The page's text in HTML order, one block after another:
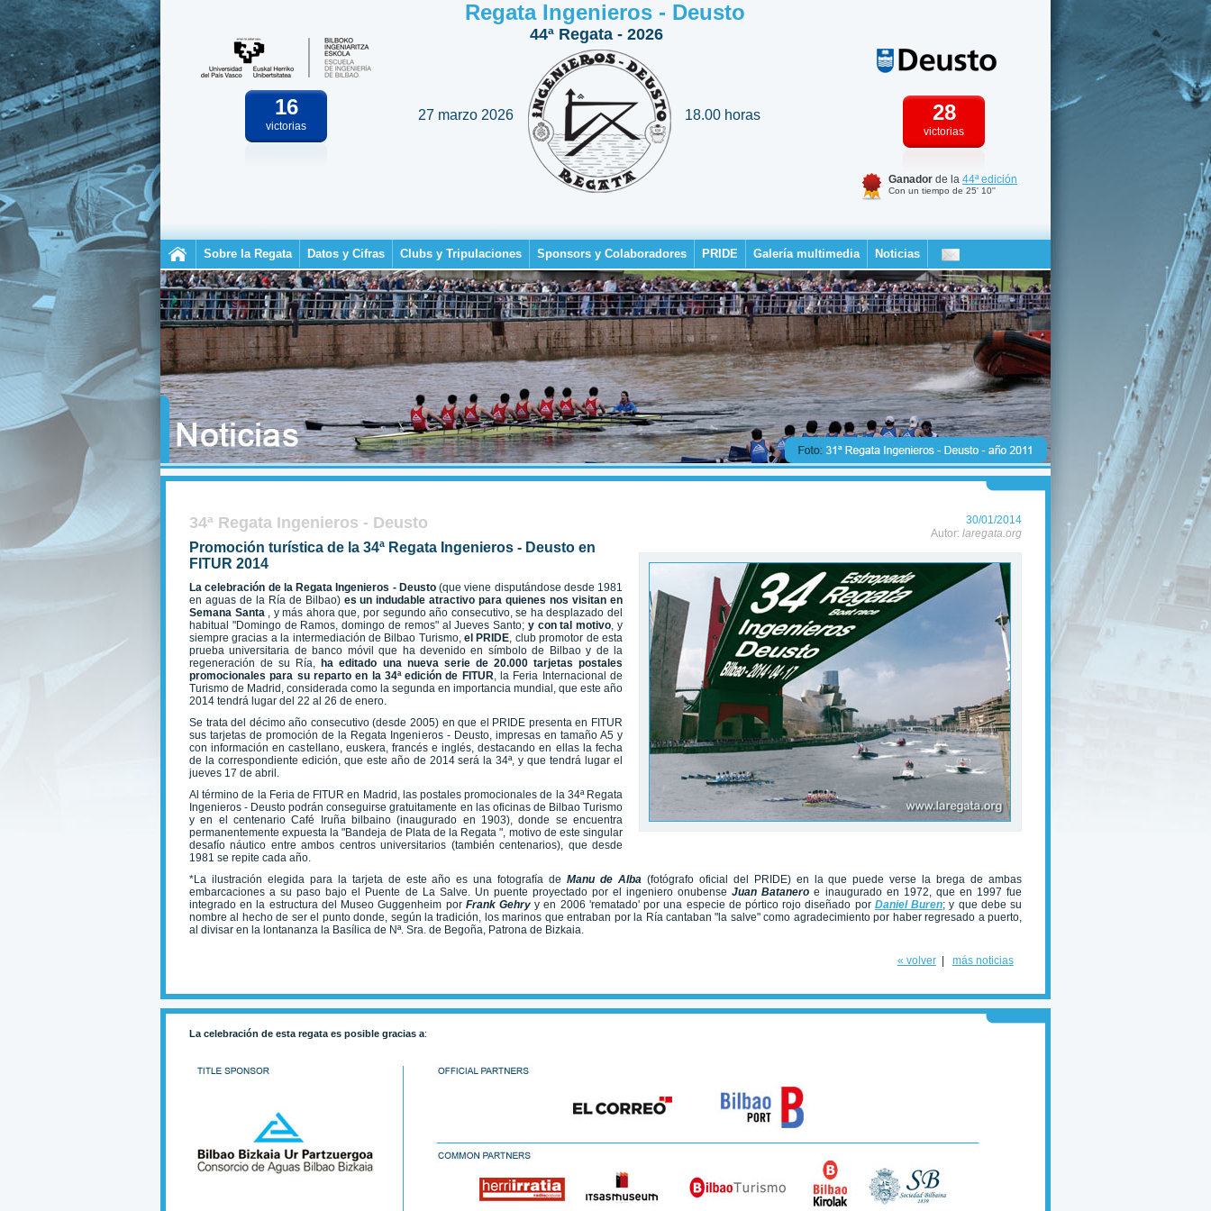
16
victorias
Regata Ingenieros - Deusto
44ª Regata - 2026
27 marzo 2026 18.00 horas 28
victorias
Ganador de la 44ª edición
Con un tiempo de 25' 10''
Sobre la Regata Datos y Cifras Clubs y Tripulaciones Sponsors y Colaboradores PRIDE Galería multimedia Noticias
34ª Regata Ingenieros - Deusto
30/01/2014
Autor: laregata.org
Promoción turística de la 34ª Regata Ingenieros - Deusto en
FITUR 2014
La celebración de la Regata Ingenieros - Deusto(que viene disputándose desde 1981
en aguas de la Ría de Bilbao) es un indudable atractivo para quienes nos visitan en
Semana Santa , y más ahora que, por segundo año consecutivo, se ha desplazado del
habitual "Domingo de Ramos, domingo de remos" al Jueves Santo; y con tal motivo, y
siempre gracias a la intermediación de Bilbao Turismo,el PRIDE, club promotor de esta
prueba universitaria de banco móvil que ha devenido en símbolo de Bilbao y de la
regeneración de su Ría, ha editado una nueva serie de 20.000 tarjetas postales
promocionales para su reparto en la 34ª edición de FITUR, la Feria Internacional de
Turismo de Madrid, considerada como la segunda en importancia mundial, que este año
2014 tendrá lugar del 22 al 26 de enero.
Se trata del décimo año consecutivo (desde 2005) en que el PRIDE presenta en FITUR
sus tarjetas de promoción de la Regata Ingenieros - Deusto, impresas en tamaño A5 y
con información en castellano, euskera, francés e inglés, destacando en ellas la fecha
de la correspondiente edición, que este año de 2014 será la 34ª, y que tendrá lugar el
jueves 17 de abril.
Al término de la Feria de FITUR en Madrid, las postales promocionales de la 34ª Regata
Ingenieros - Deusto podrán conseguirse gratuitamente en las oficinas de Bilbao Turismo
y en el centenario Café Iruña bilbaino (inaugurado en 1903), donde se encuentra
permanentemente expuesta la "Bandeja de Plata de la Regata ", motivo de este singular
desafío náutico entre ambos centros universitarios (también centenarios), que desde
1981 se repite cada año.
*La ilustración elegida para la tarjeta de este año es una fotografía deManu de Alba (fotógrafo oficial del PRIDE) en la que puede verse la brega de ambas
embarcaciones a su paso bajo el Puente de La Salve. Un puente proyectado por el ingeniero onubenseJuan Bataneroe inaugurado en 1972, que en 1997 fue
integrado en la estructura del Museo Guggenheim por Frank Gehryy en 2006 'rematado' por una especie de pórtico rojo diseñado por Daniel Buren; y que debe su
nombre al hecho de ser el punto donde, según la tradición, los marinos que entraban por la Ría cantaban "la salve" como agradecimiento por haber regresado a puerto,
al divisar en la lontananza la Basílica de Nª. Sra. de Begoña, Patrona de Bizkaia.
« volver| más noticias
La celebración de esta regata es posible gracias a: